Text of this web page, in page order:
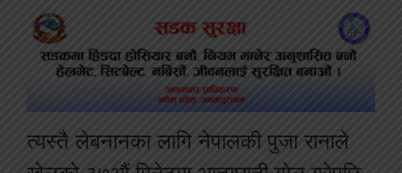
त्यस्तै लेबनानका लागि नेपालकी पुजा रानाले